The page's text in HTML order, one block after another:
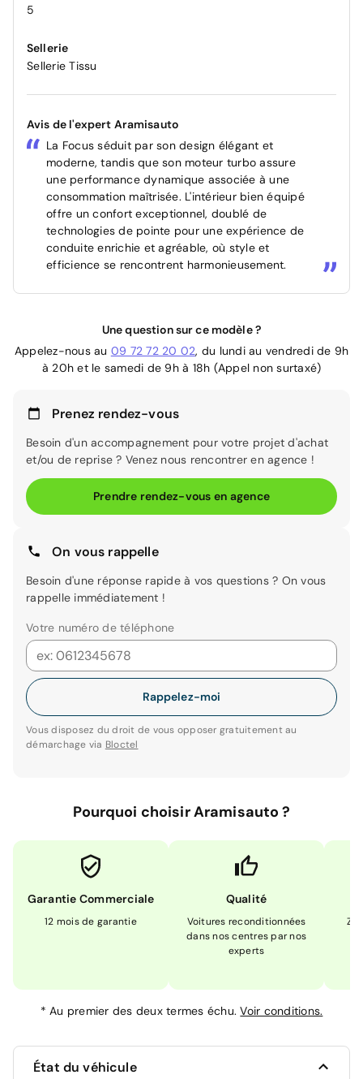
5
Sellerie
Sellerie Tissu
Avis de l'expert Aramisauto
La Focus séduit par son design élégant et
moderne, tandis que son moteur turbo assure
une performance dynamique associée à une
consommation maîtrisée. L'intérieur bien équipé
offre un confort exceptionnel, doublé de
technologies de pointe pour une expérience de
conduite enrichie et agréable, où style et
efficience se rencontrent harmonieusement.
Une question sur ce modèle ?
Appelez-nous au 09 72 72 20 02, du lundi au vendredi de 9h
à 20h et le samedi de 9h à 18h (Appel non surtaxé)
Prenez rendez-vous
Besoin d'un accompagnement pour votre projet d'achat
et/ou de reprise ? Venez nous rencontrer en agence !
Prendre rendez-vous en agence
On vous rappelle
Besoin d'une réponse rapide à vos questions ? On vous
rappelle immédiatement !
Votre numéro de téléphone
Rappelez-moi
Vous disposez du droit de vous opposer gratuitement au
démarchage via Bloctel
Pourquoi choisir Aramisauto ?
Garantie Commerciale
12 mois de garantie
Qualité
Voitures reconditionnées
dans nos centres par nos
experts
*Au premier des deux termes échu.Voir conditions.
État du véhicule